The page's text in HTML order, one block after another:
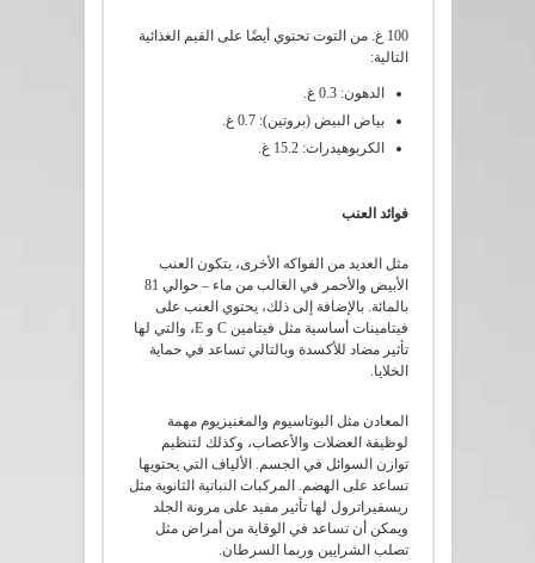
100 غ. من التوت تحتوي أيضًا على القيم الغذائية
التالية:
الدهون: 0.3 غ.
بياض البيض (بروتين): 0.7 غ.
الكربوهيدرات: 15.2 غ.
فوائد العنب
مثل العديد من الفواكه الأخرى، يتكون العنب
الأبيض والأحمر في الغالب من ماء – حوالي 81
بالمائة. بالإضافة إلى ذلك، يحتوي العنب على
فيتامينات أساسية مثل فيتامين C و E، والتي لها
تأثير مضاد للأكسدة وبالتالي تساعد في حماية
الخلايا.
المعادن مثل البوتاسيوم والمغنيزيوم مهمة
لوظيفة العضلات والأعصاب، وكذلك لتنظيم
توازن السوائل في الجسم. الألياف التي يحتويها
تساعد على الهضم. المركبات النباتية الثانوية مثل
ريسفيراترول لها تأثير مفيد على مرونة الجلد
ويمكن أن تساعد في الوقاية من أمراض مثل
تصلب الشرايين وربما السرطان.